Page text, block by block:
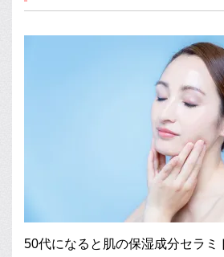
50代になると肌の保湿成分セラミ